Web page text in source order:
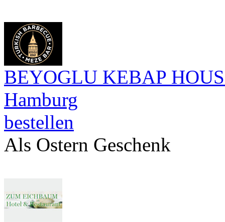
BEYOGLU KEBAP
Hamburg
bestellen
Als Ostern Geschenk